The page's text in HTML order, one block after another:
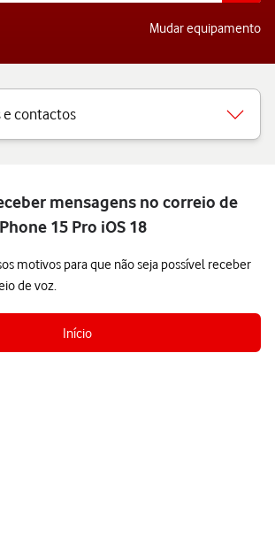
Mudar equipamento
e contactos
mensagens no correio de
15 Pro iOS 18
motivos para que não seja possível receber
de voz.
Início